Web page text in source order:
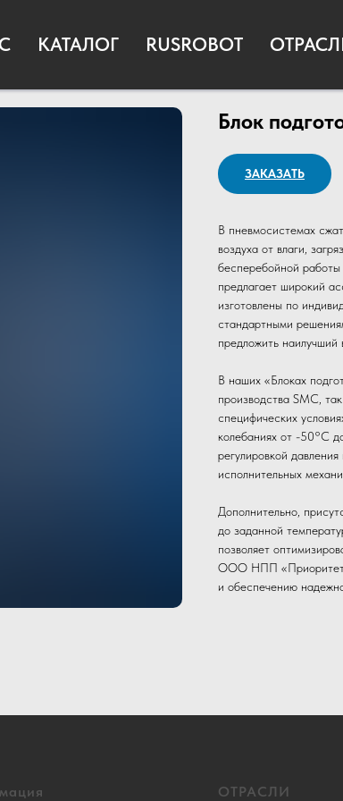
КАТАЛОГ RUSROBOT
Блок
ЗАКАЗАТЬ
В пневмосистемах
воздуха от влаги,
бесперебойной
предлагает широкий
изготовлены по
стандартными
предложить наилучший
В наших «Блоках
производства SMC,
специфических
колебаниях от -50°С
регулировкой
исполнительных
Дополнительно,
до заданной
позволяет
ООО НПП «Приоритет»
и обеспечению
ОТРАСЛИ